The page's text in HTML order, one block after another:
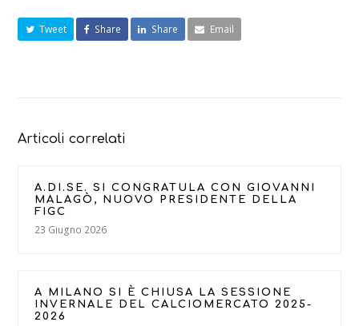
Tweet Share Share Email
Articoli correlati
A.DI.SE. SI CONGRATULA CON GIOVANNI
MALAGÒ, NUOVO PRESIDENTE DELLA
FIGC
23 Giugno 2026
A MILANO SI È CHIUSA LA SESSIONE
INVERNALE DEL CALCIOMERCATO 2025-
2026